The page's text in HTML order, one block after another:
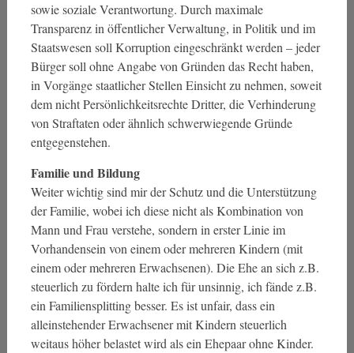
sowie soziale Verantwortung. Durch maximale
Transparenz in öffentlicher Verwaltung, in Politik und im
Staatswesen soll Korruption eingeschränkt werden – jeder
Bürger soll ohne Angabe von Gründen das Recht haben,
in Vorgänge staatlicher Stellen Einsicht zu nehmen, soweit
dem nicht Persönlichkeitsrechte Dritter, die Verhinderung
von Straftaten oder ähnlich schwerwiegende Gründe
entgegenstehen.
Familie und Bildung
Weiter wichtig sind mir der Schutz und die Unterstützung
der Familie, wobei ich diese nicht als Kombination von
Mann und Frau verstehe, sondern in erster Linie im
Vorhandensein von einem oder mehreren Kindern (mit
einem oder mehreren Erwachsenen). Die Ehe an sich z.B.
steuerlich zu fördern halte ich für unsinnig, ich fände z.B.
ein Familiensplitting besser. Es ist unfair, dass ein
alleinstehender Erwachsener mit Kindern steuerlich
weitaus höher belastet wird als ein Ehepaar ohne Kinder.